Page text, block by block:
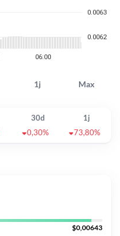
1j Max
30d
1j
0,30% 73,80%
$0,00643